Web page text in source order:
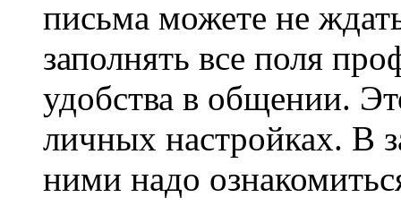
письма можете не
заполнять все поля
удобства в общении.
личных настройках. В
ними надо